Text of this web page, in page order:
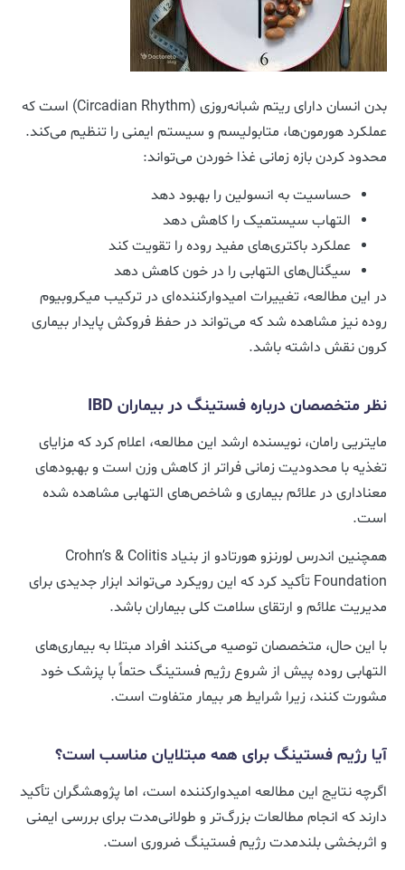
بدن انسان دارای ریتم شبانه‌روزی (Circadian Rhythm) است که
عملکرد هورمون‌ها، متابولیسم و سیستم ایمنی را تنظیم می‌کند.
محدود کردن بازه زمانی غذا خوردن می‌تواند:
حساسیت به انسولین را بهبود دهد
التهاب سیستمیک را کاهش دهد
عملکرد باکتری‌های مفید روده را تقویت کند
سیگنال‌های التهابی را در خون کاهش دهد
در این مطالعه، تغییرات امیدوارکننده‌ای در ترکیب میکروبیوم
روده نیز مشاهده شد که می‌تواند در حفظ فروکش پایدار بیماری
کرون نقش داشته باشد.
نظر متخصصان درباره فستینگ در بیماران IBD
مایتریی رامان، نویسنده ارشد این مطالعه، اعلام کرد که مزایای
تغذیه با محدودیت زمانی فراتر از کاهش وزن است و بهبودهای
معناداری در علائم بیماری و شاخص‌های التهابی مشاهده شده
است.
همچنین اندرس لورنزو هورتادو از بنیاد Crohn’s & Colitis
Foundation تأکید کرد که این رویکرد می‌تواند ابزار جدیدی برای
مدیریت علائم و ارتقای سلامت کلی بیماران باشد.
با این حال، متخصصان توصیه می‌کنند افراد مبتلا به بیماری‌های
التهابی روده پیش از شروع رژیم فستینگ حتماً با پزشک خود
مشورت کنند، زیرا شرایط هر بیمار متفاوت است.
آیا رژیم فستینگ برای همه مبتلایان مناسب است؟
اگرچه نتایج این مطالعه امیدوارکننده است، اما پژوهشگران تأکید
دارند که انجام مطالعات بزرگ‌تر و طولانی‌مدت برای بررسی ایمنی
و اثربخشی بلندمدت رژیم فستینگ ضروری است.